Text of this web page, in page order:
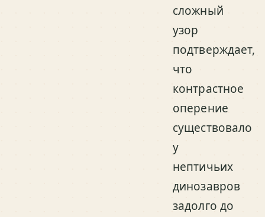
сложный
узор
подтверждает,
что
контрастное
оперение
существовало
у
нептичьих
динозавров
задолго до